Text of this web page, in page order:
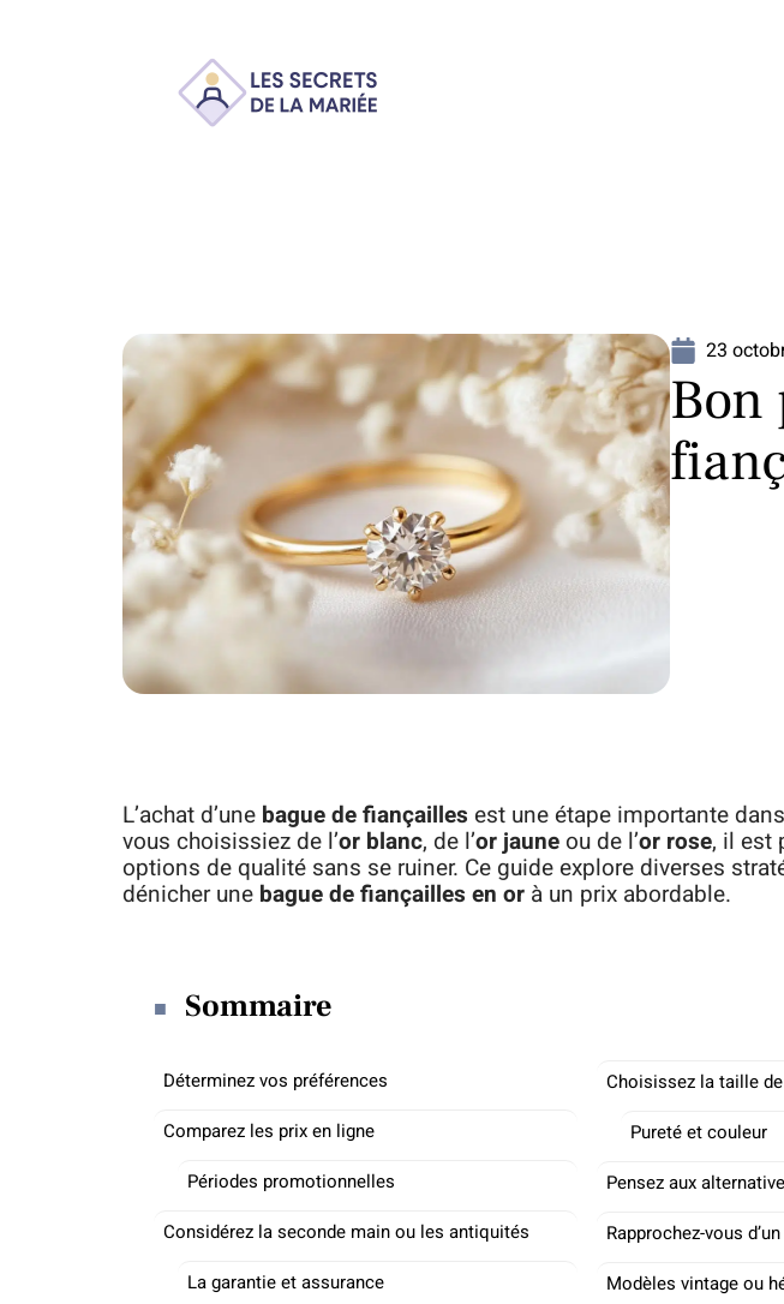
23
Bon
L’achat d’une bague de fiançailles est une étape importante
vous choisissiez de l’or blanc, de l’or jaune ou de l’or rose, il est
options de qualité sans se ruiner. Ce guide explore diverses
dénicher une bague de fiançailles en or à un prix abordable.
Sommaire
Déterminez vos préférences
Comparez les prix en ligne
Périodes promotionnelles
Considérez la seconde main ou les antiquités
La garantie et assurance
Choisissez la taille
Pureté et couleur
Pensez aux
Rapprochez-vous
Modèles vintage ou